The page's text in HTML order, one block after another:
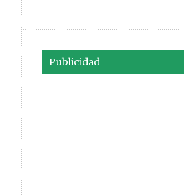
Publicidad